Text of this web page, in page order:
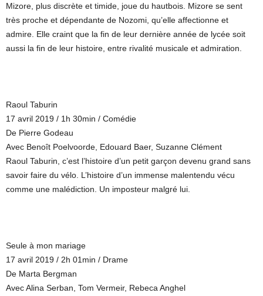
Mizore, plus discrète et timide, joue du hautbois. Mizore se sent
très proche et dépendante de Nozomi, qu’elle affectionne et
admire. Elle craint que la fin de leur dernière année de lycée soit
aussi la fin de leur histoire, entre rivalité musicale et admiration.
Raoul Taburin
17 avril 2019 / 1h 30min / Comédie
De Pierre Godeau
Avec Benoît Poelvoorde, Edouard Baer, Suzanne Clément
Raoul Taburin, c’est l’histoire d’un petit garçon devenu grand sans
savoir faire du vélo. L’histoire d’un immense malentendu vécu
comme une malédiction. Un imposteur malgré lui.
Seule à mon mariage
17 avril 2019 / 2h 01min / Drame
De Marta Bergman
Avec Alina Serban, Tom Vermeir, Rebeca Anghel